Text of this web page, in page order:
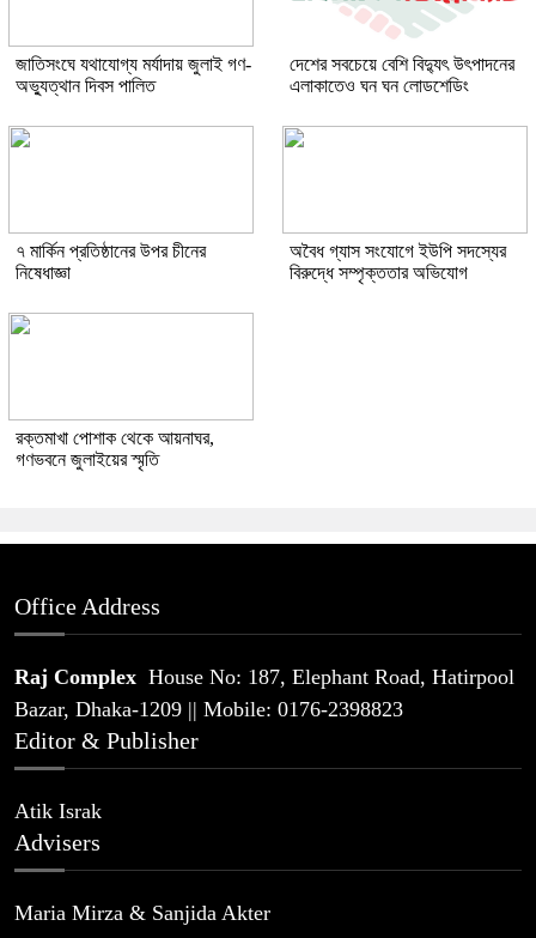
জাতিসংঘে যথাযোগ্য মর্যাদায় জুলাই গণ-
অভ্যুত্থান দিবস পালিত
দেশের সবচেয়ে বেশি বিদ্যুৎ উৎপাদনের
এলাকাতেও ঘন ঘন লোডশেডিং
৭ মার্কিন প্রতিষ্ঠানের উপর চীনের
নিষেধাজ্ঞা
অবৈধ গ্যাস সংযোগে ইউপি সদস্যের
বিরুদ্ধে সম্পৃক্ততার অভিযোগ
রক্তমাখা পোশাক থেকে আয়নাঘর,
গণভবনে জুলাইয়ের স্মৃতি
Office Address
Raj Complex House No: 187, Elephant Road, Hatirpool
Bazar, Dhaka-1209 || Mobile: 0176-2398823
Editor & Publisher
Atik Israk
Advisers
Maria Mirza & Sanjida Akter